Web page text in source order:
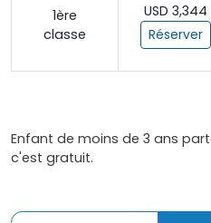
1ère
classe
USD 3,344
Réserver
Enfant de moins de 3 ans
c'est gratuit.